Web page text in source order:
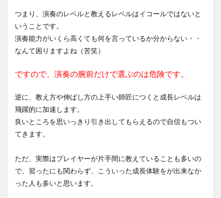
つまり、演奏のレベルと教えるレベルはイコールではないと
いうことです。
演奏能力がいくら高くても何を言っているか分からない・・
なんて困りますよね（苦笑）
ですので、演奏の腕前だけで選ぶのは危険です。
逆に、教え方や伸ばし方の上手い師匠につくと成長レベルは
飛躍的に加速します。
良いところを思いっきり引き出してもらえるので自信もつい
てきます。
ただ、実際はプレイヤーが片手間に教えていることも多いの
で、習ったにも関わらず、こういった成長体験をが出来なか
った人も多いと思います。